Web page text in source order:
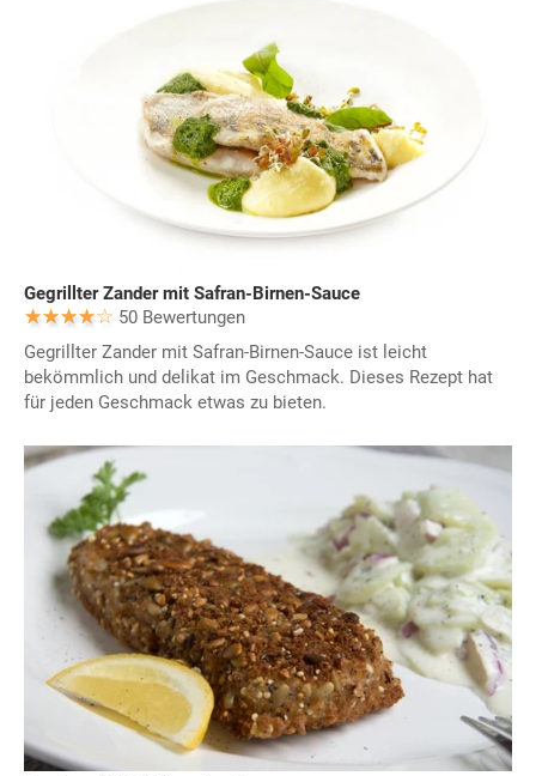
Gegrillter Zander mit Safran-Birnen-Sauce
50 Bewertungen
Gegrillter Zander mit Safran-Birnen-Sauce ist leicht
bekömmlich und delikat im Geschmack. Dieses Rezept hat
für jeden Geschmack etwas zu bieten.